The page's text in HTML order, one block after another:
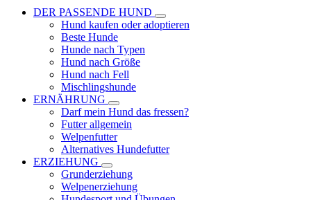
DER PASSENDE HUND
Hund kaufen oder adoptieren
Beste Hunde
Hunde nach Typen
Hund nach Größe
Hund nach Fell
Mischlingshunde
ERNÄHRUNG
Darf mein Hund das fressen?
Futter allgemein
Welpenfutter
Alternatives Hundefutter
ERZIEHUNG
Grunderziehung
Welpenerziehung